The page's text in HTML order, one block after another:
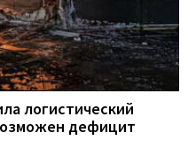
логистический
дефицит